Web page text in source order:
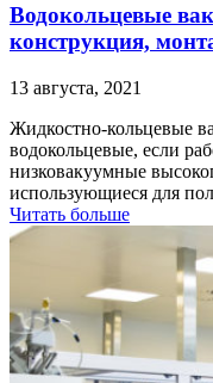
Водокольцевые
конструкция,
13 августа, 2021
Жидкостно-кольцевые
водокольцевые, если
низковакуумные
использующиеся для
Читать больше